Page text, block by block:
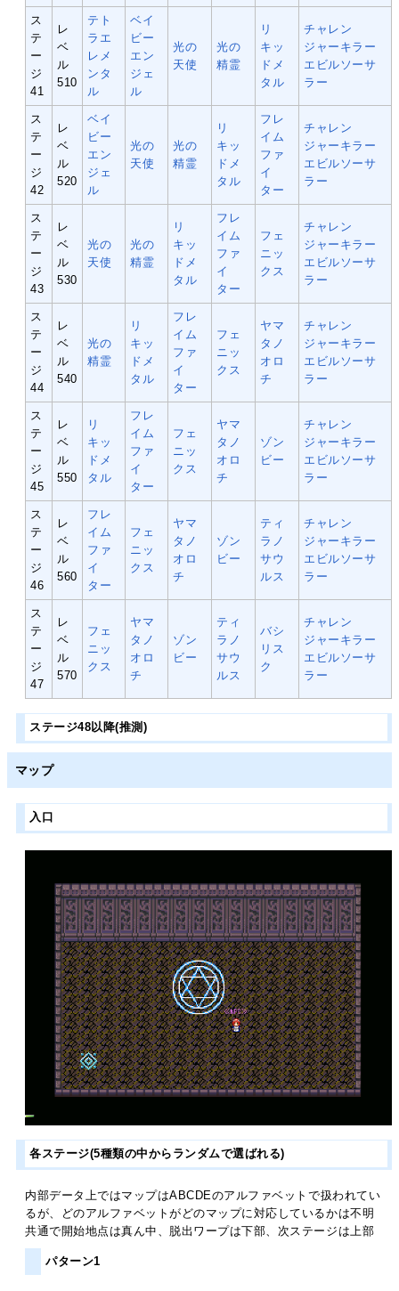
ス
テ
ー
ジ
41
レ
ベ
ル
510
テト
ラエ
レメ
ンタ
ル
ベイ
ビー
エン
ジェ
ル
光の
天使
光の
精霊
リ
キッ
ドメ
タル
チャレン
ジャーキラー
エビルソーサ
ラー
ス
テ
ー
ジ
42
レ
ベ
ル
520
ベイ
ビー
エン
ジェ
ル
光の
天使
光の
精霊
リ
キッ
ドメ
タル
フレ
イム
ファ
イ
ター
チャレン
ジャーキラー
エビルソーサ
ラー
ス
テ
ー
ジ
43
レ
ベ
ル
530
光の
天使
光の
精霊
リ
キッ
ドメ
タル
フレ
イム
ファ
イ
ター
フェ
ニッ
クス
チャレン
ジャーキラー
エビルソーサ
ラー
ス
テ
ー
ジ
44
レ
ベ
ル
540
光の
精霊
リ
キッ
ドメ
タル
フレ
イム
ファ
イ
ター
フェ
ニッ
クス
ヤマ
タノ
オロ
チ
チャレン
ジャーキラー
エビルソーサ
ラー
ス
テ
ー
ジ
45
レ
ベ
ル
550
リ
キッ
ドメ
タル
フレ
イム
ファ
イ
ター
フェ
ニッ
クス
ヤマ
タノ
オロ
チ
ゾン
ビー
チャレン
ジャーキラー
エビルソーサ
ラー
ス
テ
ー
ジ
46
レ
ベ
ル
560
フレ
イム
ファ
イ
ター
フェ
ニッ
クス
ヤマ
タノ
オロ
チ
ゾン
ビー
ティ
ラノ
サウ
ルス
チャレン
ジャーキラー
エビルソーサ
ラー
ス
テ
ー
ジ
47
レ
ベ
ル
570
フェ
ニッ
クス
ヤマ
タノ
オロ
チ
ゾン
ビー
ティ
ラノ
サウ
ルス
バシ
リス
ク
チャレン
ジャーキラー
エビルソーサ
ラー
ステージ48以降(推測)
マップ
入口
各ステージ(5種類の中からランダムで選ばれる)
内部データ上ではマップはABCDEのアルファベットで扱われてい
るが、どのアルファベットがどのマップに対応しているかは不明
共通で開始地点は真ん中、脱出ワープは下部、次ステージは上部
パターン1